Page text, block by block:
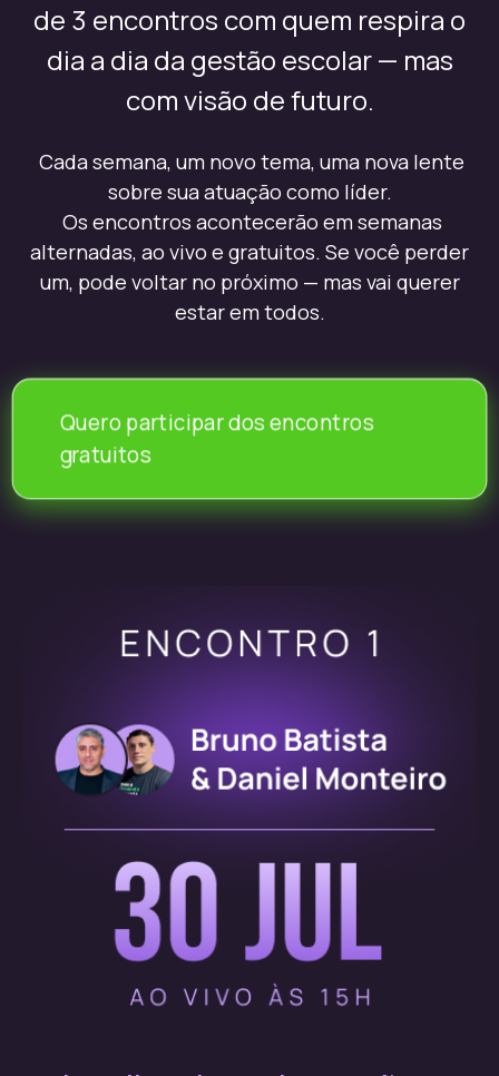
de 3 encontros com quem respira o
dia a dia da gestão escolar — mas
com visão de futuro.
Cada semana, um novo tema, uma nova lente
sobre sua atuação como líder.
Os encontros acontecerão em semanas
alternadas, ao vivo e gratuitos. Se você perder
um, pode voltar no próximo — mas vai querer
estar em todos.
Quero participar dos encontros
gratuitos